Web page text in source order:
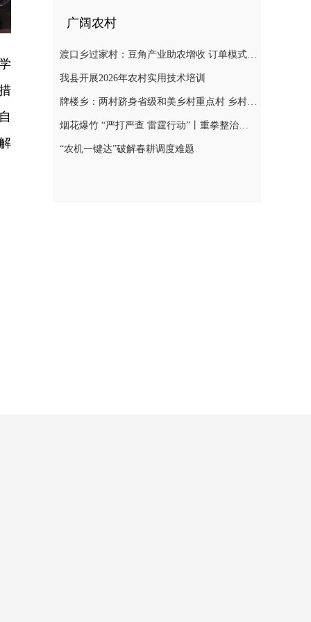
广阔农村
渡口乡过家村：豆角产业助农增收 订单模式铺就致富路
我县开展2026年农村实用技术培训
牌楼乡：两村跻身省级和美乡村重点村 乡村振兴迎来“加速跑”
烟花爆竹 “严打严查 雷霆行动”丨重拳整治非法储存烟花爆竹 筑牢辖区安全防线
“农机一键达”破解春耕调度难题